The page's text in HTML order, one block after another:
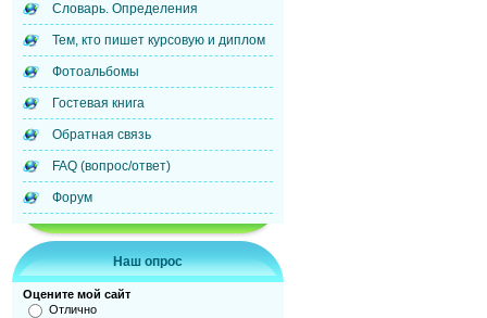
Словарь. Определения
Тем, кто пишет курсовую и диплом
Фотоальбомы
Гостевая книга
Обратная связь
FAQ (вопрос/ответ)
Форум
Наш опрос
Оцените мой сайт
Отлично